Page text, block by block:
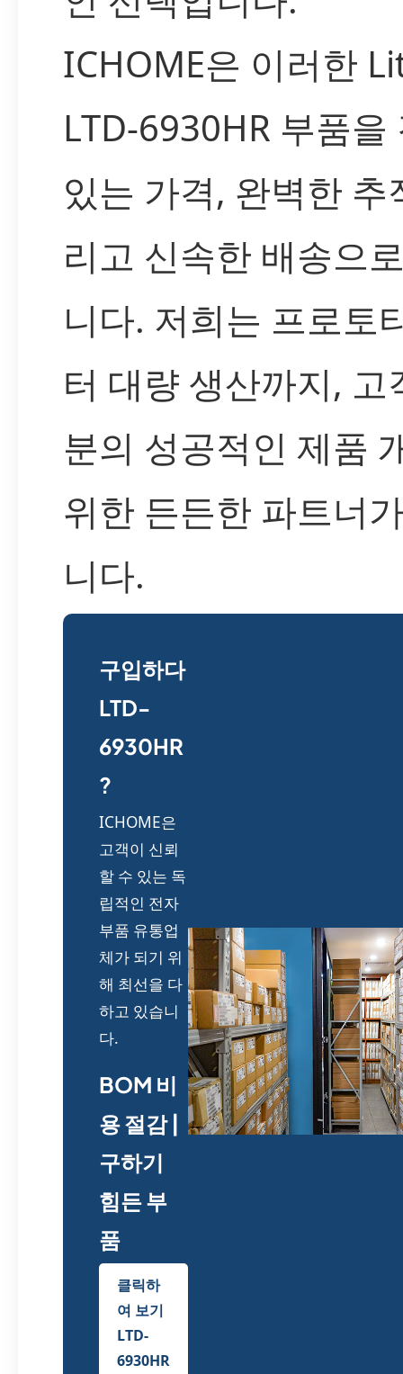
ICHOME은 이러한
LTD-6930HR 부품을
있는 가격, 완벽한 추
리고 신속한 배송으
니다. 저희는 프로토
터 대량 생산까지, 고
분의 성공적인 제품
위한 든든한 파트너
니다.
구입하다
LTD-
6930HR
?
ICHOME은
고객이 신뢰
할 수 있는 독
립적인 전자
부품 유통업
체가 되기 위
해 최선을 다
하고 있습니
다.
BOM 비
용 절감 |
구하기
힘든 부
품
클릭하
여 보기
LTD-
6930HR